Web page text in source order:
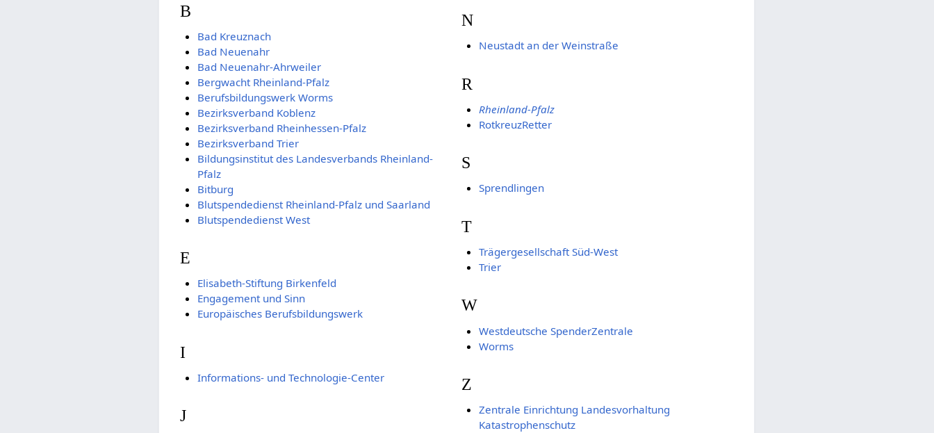
B
Bad Kreuznach
Bad Neuenahr
Bad Neuenahr-Ahrweiler
Bergwacht Rheinland-Pfalz
Berufsbildungswerk Worms
Bezirksverband Koblenz
Bezirksverband Rheinhessen-Pfalz
Bezirksverband Trier
Bildungsinstitut des Landesverbands Rheinland-
Pfalz
Bitburg
Blutspendedienst Rheinland-Pfalz und Saarland
Blutspendedienst West
E
Elisabeth-Stiftung Birkenfeld
Engagement und Sinn
Europäisches Berufsbildungswerk
I
Informations- und Technologie-Center
J
N
Neustadt an der Weinstraße
R
Rheinland-Pfalz
RotkreuzRetter
S
Sprendlingen
T
Trägergesellschaft Süd-West
Trier
W
Westdeutsche SpenderZentrale
Worms
Z
Zentrale Einrichtung Landesvorhaltung
Katastrophenschutz